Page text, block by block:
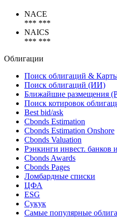
NACE
*** ***
NAICS
*** ***
Облигации
Поиск облигаций &
Поиск облигаций (ИИ)
Ближайшие размещения
Поиск котировок
Best bid/ask
Cbonds Estimation
Cbonds Estimation Onshore
Cbonds Valuation
Рэнкинги инвест. банков
Cbonds Awards
Cbonds Pages
Ломбардные списки
ЦФА
ESG
Сукук
Самые популярные